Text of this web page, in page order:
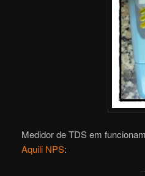
Medidor de TDS em
Aquili NPS: